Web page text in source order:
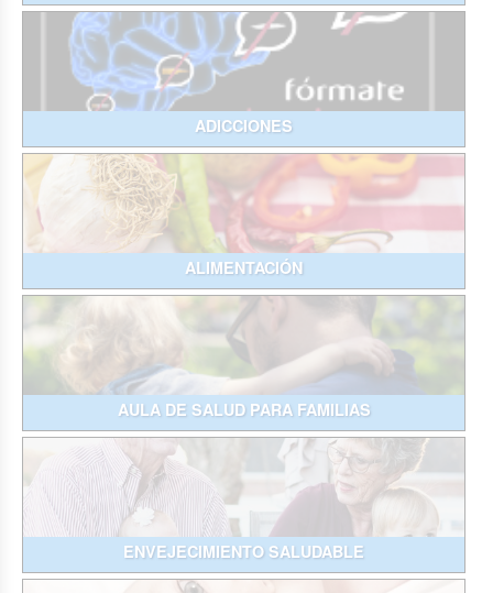
ADICCIONES
ALIMENTACIÓN
AULA DE SALUD PARA FAMILIAS
ENVEJECIMIENTO SALUDABLE